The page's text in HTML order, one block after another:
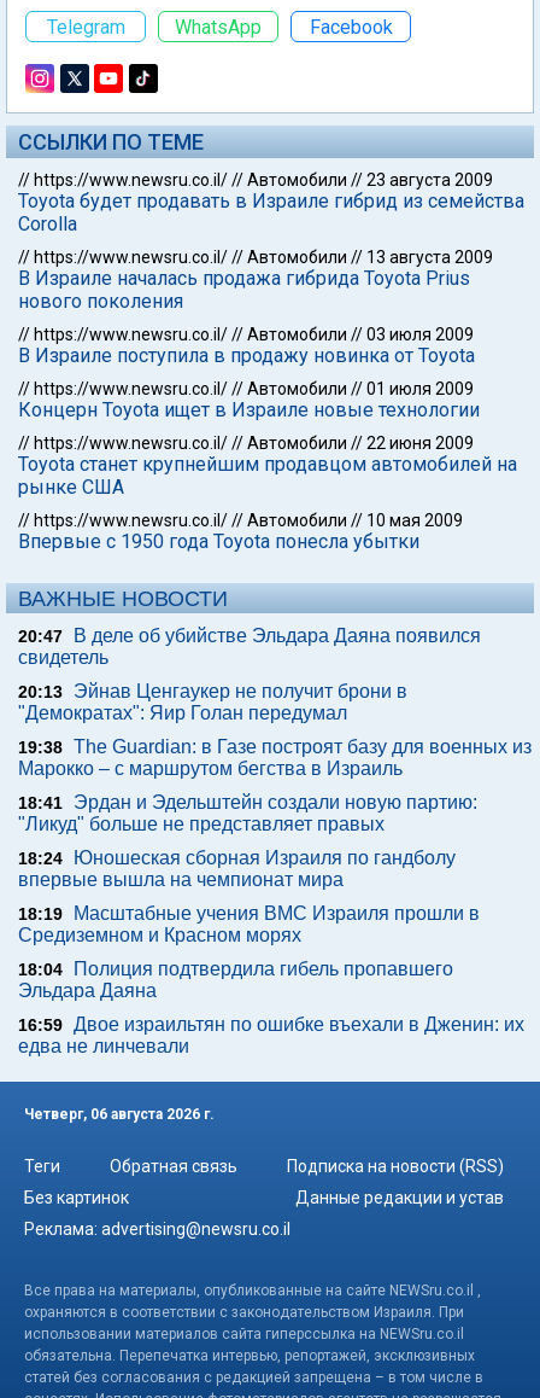
Telegram
WhatsApp Facebook
ССЫЛКИ ПО ТЕМЕ
// https://www.newsru.co.il///Автомобили //23 августа 2009
Toyota будет продавать в Израиле гибрид из семейства
Corolla
// https://www.newsru.co.il///Автомобили // 13 августа 2009
В Израиле началась продажа гибрида Toyota Prius
нового поколения
// https://www.newsru.co.il///Автомобили //03 июля 2009
В Израиле поступила в продажу новинка от Toyota
// https://www.newsru.co.il///Автомобили //01 июля 2009
Концерн Toyota ищет в Израиле новые технологии
// https://www.newsru.co.il///Автомобили //22 июня 2009
Toyota станет крупнейшим продавцом автомобилей на
рынке США
// https://www.newsru.co.il///Автомобили // 10 мая 2009
Впервые с 1950 года Toyota понесла убытки
ВАЖНЫЕ НОВОСТИ
20:47
В деле об убийстве Эльдара Даяна появился
свидетель
20:13
Эйнав Ценгаукер не получит брони в
"Демократах": Яир Голан передумал
19:38 The Guardian: в Газе построят базу для военных из
Марокко – с маршрутом бегства в Израиль
18:41
Эрдан и Эдельштейн создали новую партию:
"Ликуд" больше не представляет правых
18:24
Юношеская сборная Израиля по гандболу
впервые вышла на чемпионат мира
18:19
Масштабные учения ВМС Израиля прошли в
Средиземном и Красном морях
18:04
Полиция подтвердила гибель пропавшего
Эльдара Даяна
16:59 Двое израильтян по ошибке въехали в Дженин: их
едва не линчевали
Четверг, 06 августа 2026 г.
Теги Обратная связь
Подписка на новости (RSS)
Без картинок
Данные редакции и устав
Реклама: advertising@newsru.co.il
Все права на материалы, опубликованные на сайте NEWSru.co.il ,
охраняются в соответствии с законодательством Израиля. При
использовании материалов сайта гиперссылка на NEWSru.co.il
обязательна. Перепечатка интервью, репортажей, эксклюзивных
статей без согласования с редакцией запрещена – в том числе в